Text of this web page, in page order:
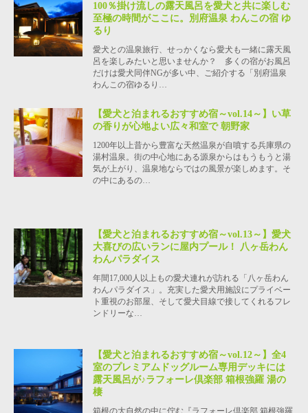
100％掛け流しの露天風呂を愛犬と共に楽しむ
至極の時間がここに。別府温泉 わんこの宿 ゆ
るり
愛犬との温泉旅行、せっかくなら愛犬も一緒に露天風
呂を楽しみたいと思いませんか？ 多くの宿がお風呂
だけは愛犬同伴NGが多い中、ご紹介する「別府温泉
わんこの宿ゆるり…
【愛犬と泊まれるおすすめ宿～vol.14～】い草
の香りが心地よい広々和室で 朝野家
1200年以上昔から豊富な天然温泉が自噴する兵庫県の
湯村温泉。街の中心地にある源泉からはもうもうと湯
気が上がり、温泉地ならではの風景が楽しめます。そ
の中にあるの…
【愛犬と泊まれるおすすめ宿～vol.13～】愛犬
大喜びの広いランに屋内プール！ 八ヶ岳わん
わんパラダイス
年間17,000人以上もの愛犬連れが訪れる「八ヶ岳わん
わんパラダイス」。充実した愛犬用施設にプライベー
ト重視のお部屋、そして愛犬目線で接してくれるフレ
ンドリーな…
【愛犬と泊まれるおすすめ宿～vol.12～】全4
室のプレミアムドッグルーム専用デッキには
露天風呂が♪ラフォーレ倶楽部 箱根強羅 湯の
棲
箱根の大自然の中に佇む『ラフォーレ倶楽部 箱根強羅